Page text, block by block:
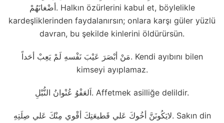
أضْغانَهُمْ. Halkın özürlerini kabul et, böylelikle
kardeşliklerinden faydalanırsın; onlara karşı güler yüzlü
davran, bu şekilde kinlerini öldürürsün.
مَنْ أبْصَرَ عَيْبَ نَفْسهِ لَمْ يَعِبْ أحَداً. Kendi ayıbını bilen
kimseyi ayıplamaz.
اَلعَفْوُ عُنْوانُ النُّبْلِ. Affetmek asilliğe delildir.
لايَكُونَنَّ أخُوكَ عَلي قَطيعَتِكَ أقْوي مِنْكَ عَلي صِلَتِهِ. Sakın din